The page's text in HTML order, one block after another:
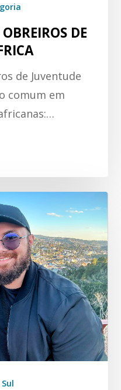
DE
de Juventude
comum em